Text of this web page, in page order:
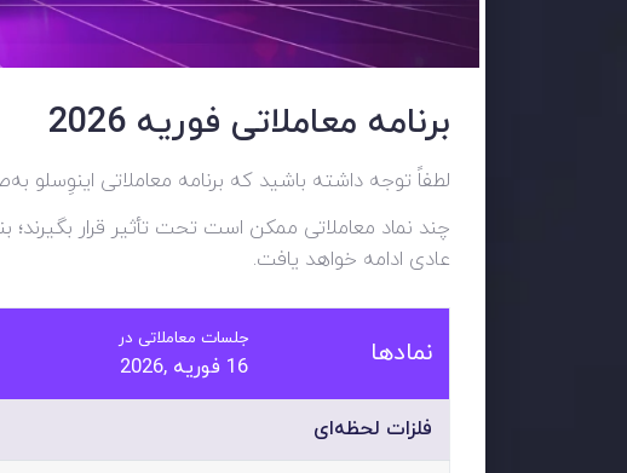
برنامه معاملاتی فوریه 2026
لطفاً توجه داشته باشید که برنامه معاملاتی
چند نماد معاملاتی ممکن است تحت تأثیر قرار بگیرند؛
عادی ادامه خواهد یافت.
نمادها جلسات معاملاتی در
16 فوریه ,2026
فلزات لحظه‌ای